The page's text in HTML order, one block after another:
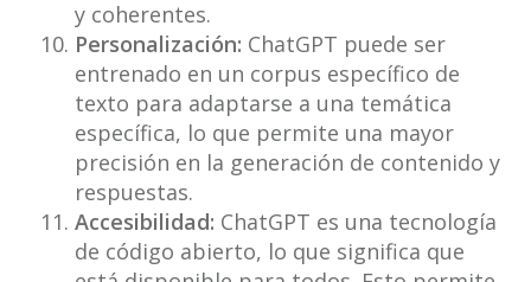
y coherentes.
Personalización: ChatGPT puede ser
entrenado en un corpus específico de
texto para adaptarse a una temática
específica, lo que permite una mayor
precisión en la generación de contenido y
respuestas.
Accesibilidad: ChatGPT es una tecnología
de código abierto, lo que significa que